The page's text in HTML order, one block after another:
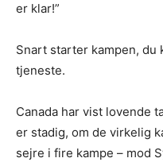
er klar!”
Snart starter kampen, du
tjeneste.
Canada har vist lovende
er stadig, om de virkelig
sejre i fire kampe – mod